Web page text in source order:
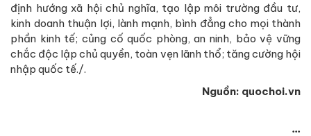
định hướng xã hội chủ nghĩa, tạo lập môi trường đầu tư,
kinh doanh thuận lợi, lành mạnh, bình đẳng cho mọi thành
phần kinh tế; củng cố quốc phòng, an ninh, bảo vệ vững
chắc độc lập chủ quyền, toàn vẹn lãnh thổ; tăng cường hội
nhập quốc tế./.
Nguồn: quochoi.vn
...